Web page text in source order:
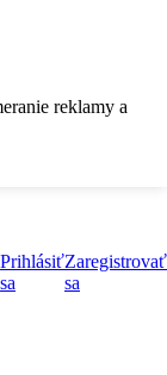
reklamy a
Prihlásiť
sa
Zaregistrovať
sa